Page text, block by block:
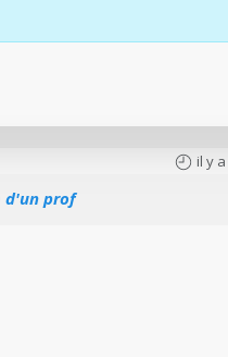
il y
d'un prof